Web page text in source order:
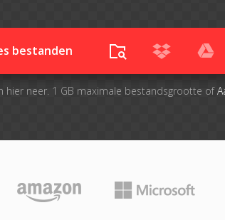
bestanden
hier neer. 1 GB maximale bestandsgrootte of